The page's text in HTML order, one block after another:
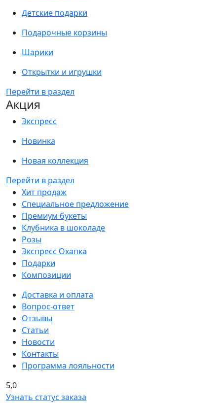
Детские подарки
Подарочные корзины
Шарики
Открытки и игрушки
Перейти в раздел
Акция
Экспресс
Новинка
Новая коллекция
Перейти в раздел
Хит продаж
Специальное предложение
Премиум букеты
Клубника в шоколаде
Розы
Экспресс Охапка
Подарки
Композиции
Доставка и оплата
Вопрос-ответ
Отзывы
Статьи
Новости
Контакты
Программа лояльности
5,0
Узнать статус заказа